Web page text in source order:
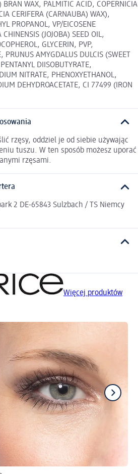
BRAN WAX, PALMITIC ACID, COPERNICIA
CERIFERA (CARNAUBA) WAX),
PROPANOL, VP/EICOSENE
(JOJOBA) SEED OIL,
GLYCERIN, PVP,
PRUNUS AMYGDALUS DULCIS (SWEET
DIISOBUTYRATE,
NITRATE, PHENOXYETHANOL,
DEHYDROACETATE, CI 77499 (IRON
rzęsy, oddziel je od siebie używając
tuszu. W ten sposób możesz uporać
rzęsami.
2 DE-65843 Sulzbach / TS Niemcy
Więcej produktów